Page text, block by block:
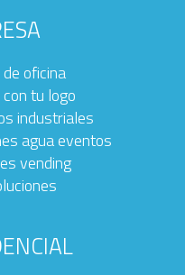
oficina
tu logo
industriales
agua eventos
vending